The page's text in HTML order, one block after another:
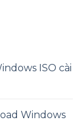
ISO cài
Windows